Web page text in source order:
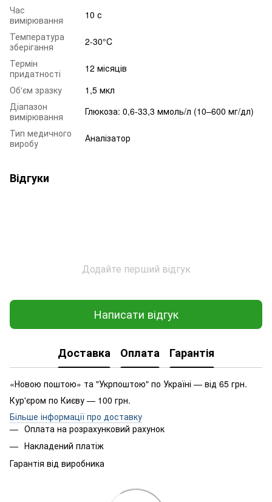
Час
вимірювання
10 с
Температура
зберігання
2-30°C
Термін
придатності
12 місяців
Об'єм зразку
1,5 мкл
Діапазон
вимірювання
Глюкоза: 0,6-33,3 ммоль/л (10–600 мг/дл)
Тип медичного
виробу
Аналізатор
Відгуки
Додайте перший відгук
Написати відгук
Доставка Оплата Гарантія
«Новою поштою» та "Укрпоштою" по Україні — від 65 грн.
Кур'єром по Києву — 100 грн.
Більше інформації про доставку
Оплата на розрахунковий рахунок
Накладений платіж
Гарантія від виробника